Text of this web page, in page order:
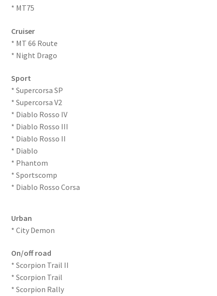
* MT75
Cruiser
* MT 66 Route
* Night Drago
Sport
* Supercorsa SP
* Supercorsa V2
* Diablo Rosso IV
* Diablo Rosso III
* Diablo Rosso II
* Diablo
* Phantom
* Sportscomp
* Diablo Rosso Corsa
Urban
* City Demon
On/off road
* Scorpion Trail II
* Scorpion Trail
* Scorpion Rally